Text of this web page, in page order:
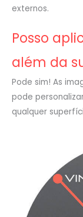
externos.
Posso
além da
Pode sim! As
pode
qualquer